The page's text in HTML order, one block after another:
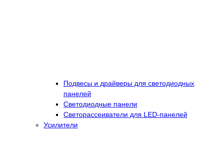
Подвесы и драйверы для светодиодных
панелей
Светодиодные панели
Светорассеиватели для LED-панелей
Усилители